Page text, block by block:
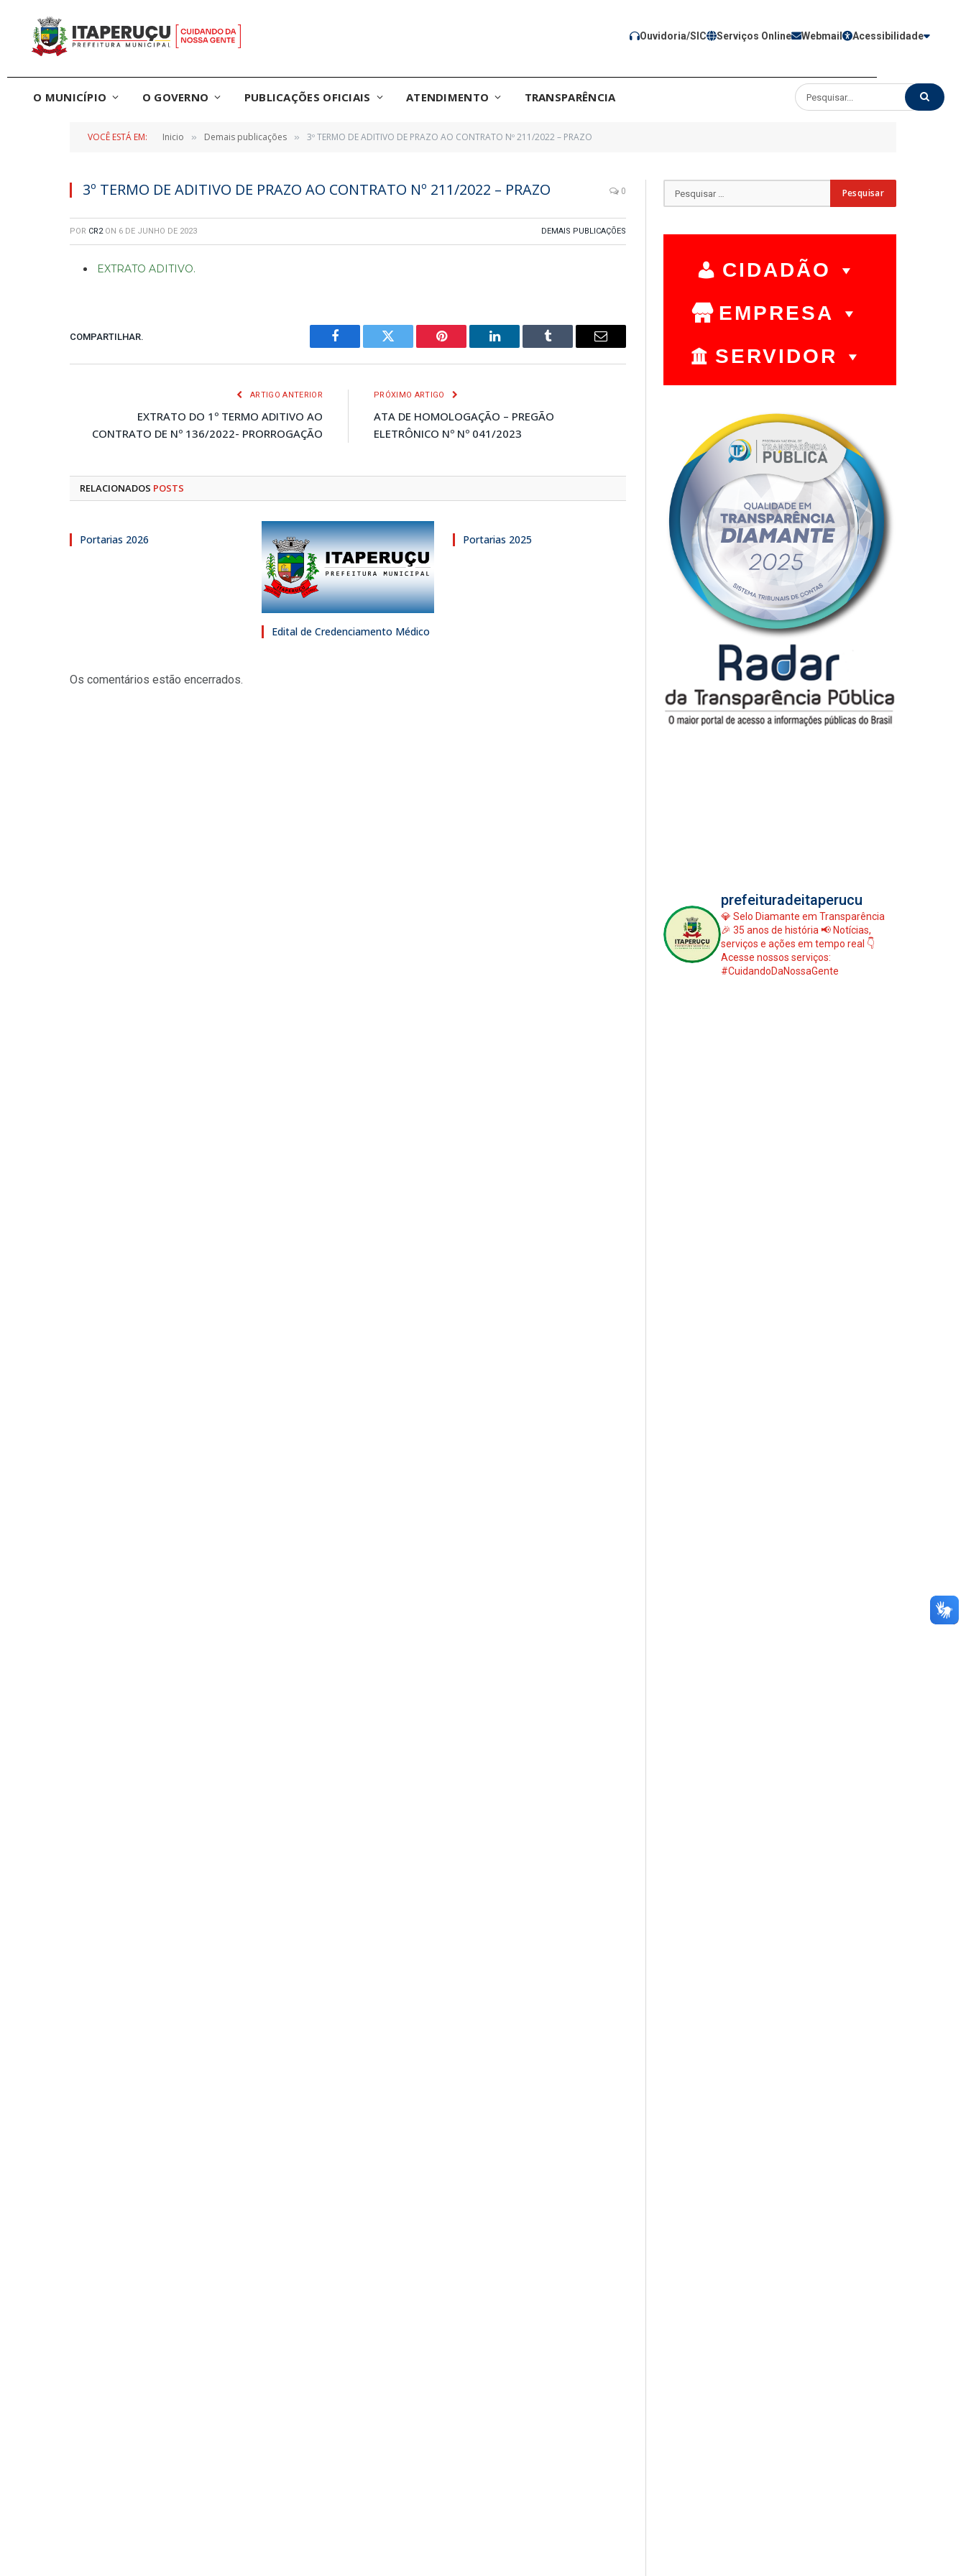
Ouvidoria/SIC Serviços Online Webmail Acessibilidade
O MUNICÍPIO O GOVERNO PUBLICAÇÕES OFICIAIS ATENDIMENTO TRANSPARÊNCIA
VOCÊ ESTÁ EM: Inicio » Demais publicações » 3º TERMO DE ADITIVO DE PRAZO AO CONTRATO Nº 211/2022 – PRAZO
3º TERMO DE ADITIVO DE PRAZO AO CONTRATO Nº 211/2022 – PRAZO 0
POR CR2 ON 6 DE JUNHO DE 2023 DEMAIS PUBLICAÇÕES
EXTRATO ADITIVO.
COMPARTILHAR.
Facebook Twitter Pinterest LinkedIn Tumblr
E-
ARTIGO ANTERIOR
EXTRATO DO 1º TERMO ADITIVO AO
CONTRATO DE Nº 136/2022- PRORROGAÇÃO
PRÓXIMO ARTIGO
ATA DE HOMOLOGAÇÃO – PREGÃO
ELETRÔNICO Nº Nº 041/2023
RELACIONADOS POSTS
Portarias 2026
Edital de Credenciamento Médico
Portarias 2025
Os comentários estão encerrados.
CIDADÃO
EMPRESA
SERVIDOR
prefeituradeitaperucu
💎 Selo Diamante em Transparência
🎉 35 anos de história 📢 Notícias,
serviços e ações em tempo real 👇
Acesse nossos serviços:
#CuidandoDaNossaGente